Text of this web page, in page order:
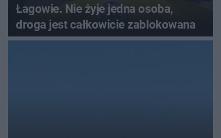
Łagowie. Nie żyje jedna osoba,
droga jest całkowicie zablokowana